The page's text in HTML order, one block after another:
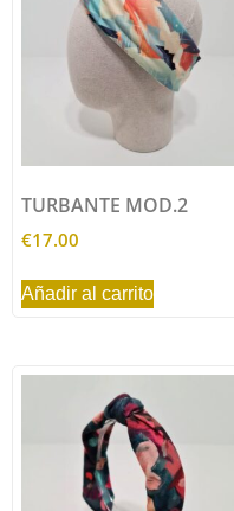
TURBANTE MOD.2
€17.00
Añadir al carrito